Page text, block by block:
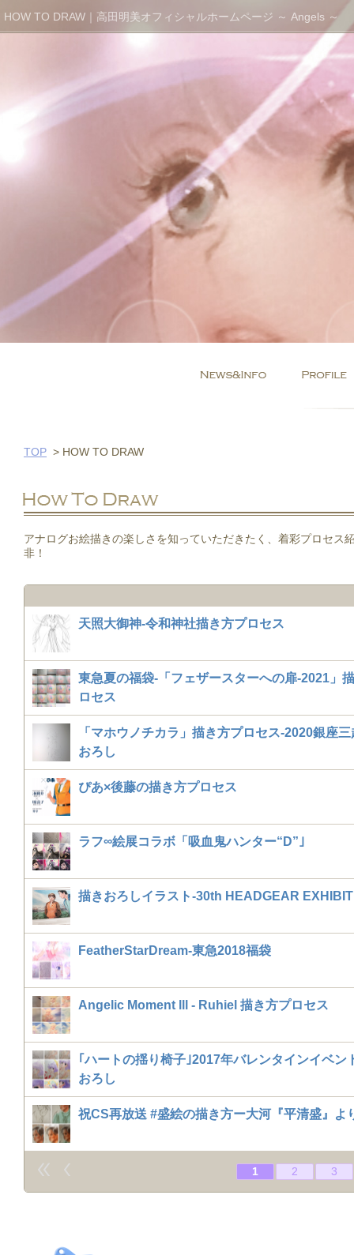
HOW TO DRAW｜高田明美オフィシャルホームページ ～ Angels ～
TOP > HOW TO DRAW
アナログお絵描きの楽しさを知っていただきたく、着彩プロセス
非！
天照大御神-令和神社描き方プロセス
東急夏の福袋-「フェザースターへの扉-2021」
ロセス
「マホウノチカラ」描き方プロセス-2020銀座
おろし
ぴあ×後藤の描き方プロセス
ラフ∞絵展コラボ「吸血鬼ハンター“D”｣
描きおろしイラスト-30th HEADGEAR
FeatherStarDream-東急2018福袋
Angelic Moment lll - Ruhiel 描き方プロセス
｢ハートの揺り椅子｣2017年バレンタインイベン
おろし
祝CS再放送 #盛絵の描き方ー大河『平清盛』よ
1 2 3